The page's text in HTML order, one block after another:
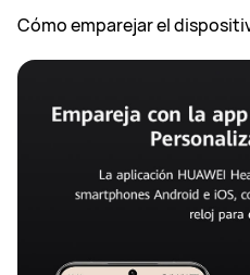
Cómo emparejar el